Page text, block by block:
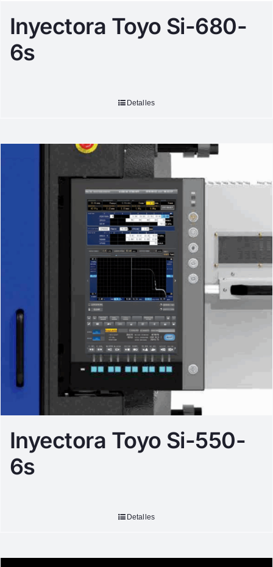
Inyectora Toyo Si-680-
6s
Detalles
Inyectora Toyo Si-550-
6s
Detalles